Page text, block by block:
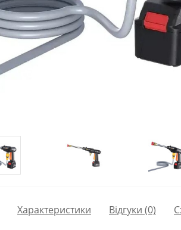
Характеристики Відгуки (0)